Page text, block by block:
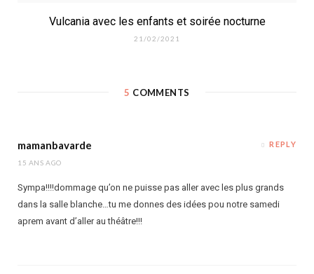
Vulcania avec les enfants et soirée nocturne
21/02/2021
5 COMMENTS
mamanbavarde
15 ANS AGO
REPLY
Sympa!!!!dommage qu’on ne puisse pas aller avec les plus grands
dans la salle blanche…tu me donnes des idées pou notre samedi
aprem avant d’aller au théâtre!!!